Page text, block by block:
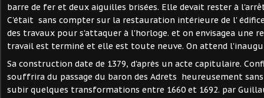
barre de fer et deux aiguilles brisées. Elle devait rester à
C'était sans compter sur la restauration intérieure de l'
des travaux pour s'attaquer à l'horloge. et on envisagea une
travail est terminé et elle est toute neuve. On attend
Sa construction date de 1379, d'après un acte capitulaire.
souffrira du passage du baron des Adrets heureusement
subir quelques transformations entre 1660 et 1692. par